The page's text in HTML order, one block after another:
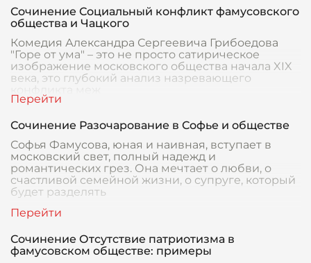
Сочинение Социальный конфликт фамусовского
общества и Чацкого
Комедия Александра Сергеевича Грибоедова
"Горе от ума" – это не просто сатирическое
изображение московского общества начала XIX
века, это глубокий анализ назревающего
Сочинение Разочарование в Софье и обществе
Софья Фамусова, юная и наивная, вступает в
московский свет, полный надежд и
романтических грез. Она мечтает о любви, о
счастливой семейной жизни, о супруге, который
будет разделять
Сочинение Отсутствие патриотизма в
фамусовском обществе: примеры